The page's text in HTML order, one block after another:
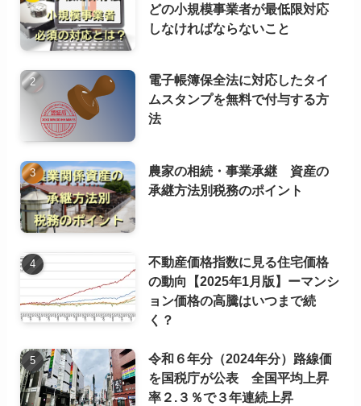
どの小規模事業者が最低限対応
しなければならないこと
電子帳簿保全法に対応したタイ
ムスタンプを無料で付与する方
法
農家の相続・事業承継 資産の
承継方法別税務のポイント
不動産価格指数に見る住宅価格
の動向【2025年1月版】ーマンシ
ョン価格の高騰はいつまで続
く？
令和６年分（2024年分）路線価
を国税庁が公表 全国平均上昇
率２.３％で３年連続上昇